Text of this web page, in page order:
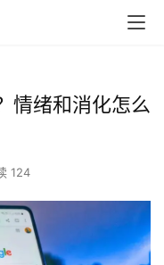
情绪和消化怎么
124